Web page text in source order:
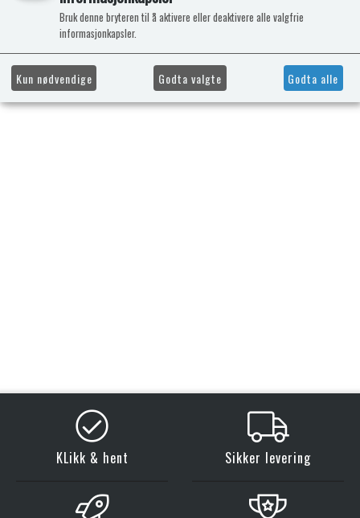
KLikk & hent Sikker levering
Bruk denne bryteren til å aktivere eller deaktivere alle valgfrie
informasjonkapsler.
Kun nødvendige Godta valgte Godta alle